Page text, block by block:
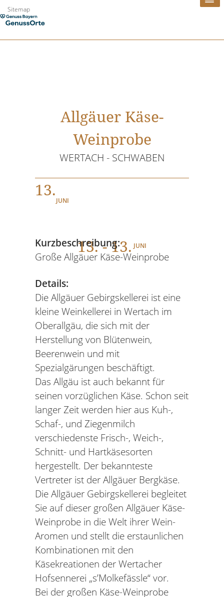
Zum
Inhalt
Sitemap
Allgäuer Käse-
Weinprobe
WERTACH - SCHWABEN
13.
JUNI
13. - 13. JUNI
Kurzbeschreibung:
Große Allgäuer Käse-Weinprobe
Details:
Die Allgäuer Gebirgskellerei ist eine
kleine Weinkellerei in Wertach im
Oberallgäu, die sich mit der
Herstellung von Blütenwein,
Beerenwein und mit
Spezialgärungen beschäftigt.
Das Allgäu ist auch bekannt für
seinen vorzüglichen Käse. Schon seit
langer Zeit werden hier aus Kuh-,
Schaf-, und Ziegenmilch
verschiedenste Frisch-, Weich-,
Schnitt- und Hartkäsesorten
hergestellt. Der bekannteste
Vertreter ist der Allgäuer Bergkäse.
Die Allgäuer Gebirgskellerei begleitet
Sie auf dieser großen Allgäuer Käse-
Weinprobe in die Welt ihrer Wein-
Aromen und stellt die erstaunlichen
Kombinationen mit den
Käsekreationen der Wertacher
Hofsennerei „s’Molkefässle“ vor.
Bei der großen Käse-Weinprobe